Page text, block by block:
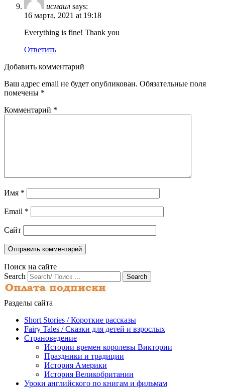
исмаил says:
16 марта, 2021 at 19:18
Everything is fine! Thank you
Ответить
Добавить комментарий
Ваш адрес email не будет опубликован. Обязательные поля
помечены *
Комментарий *
Имя *
Email *
Сайт
Поиск на сайте
Search
Разделы сайта
Short Stories / Короткие рассказы
Fairy Tales / Cказки для детей и взрослых
Страноведение
Истории времен королевы Виктории
Праздники и традиции
История Америки
История Великобритании
Уроки английского по книгам и фильмам